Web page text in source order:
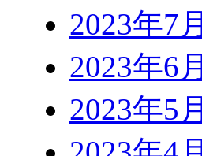
2023年7月
2023年6月
2023年5月